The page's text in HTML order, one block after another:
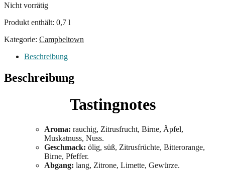
Nicht vorrätig
Produkt enthält: 0,7 l
Kategorie: Campbeltown
Beschreibung
Beschreibung
Tastingnotes
Aroma: rauchig, Zitrusfrucht, Birne, Äpfel,
Muskatnuss, Nuss.
Geschmack: ölig, süß, Zitrusfrüchte, Bitterorange,
Birne, Pfeffer.
Abgang: lang, Zitrone, Limette, Gewürze.